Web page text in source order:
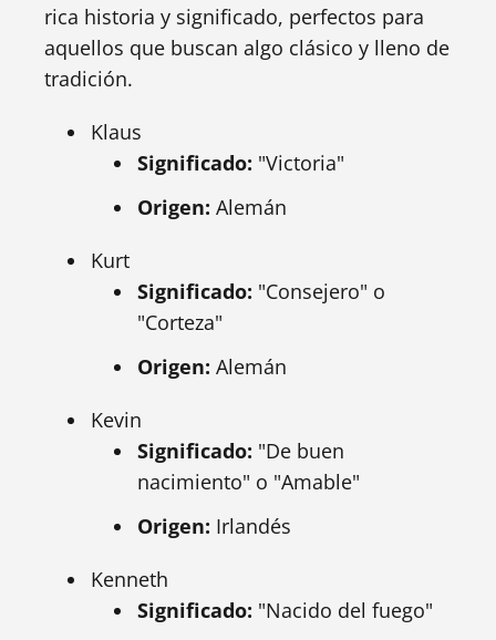
rica historia y significado, perfectos para
aquellos que buscan algo clásico y lleno de
tradición.
Klaus
Significado: "Victoria"
Origen: Alemán
Kurt
Significado: "Consejero" o
"Corteza"
Origen: Alemán
Kevin
Significado: "De buen
nacimiento" o "Amable"
Origen: Irlandés
Kenneth
Significado: "Nacido del fuego"